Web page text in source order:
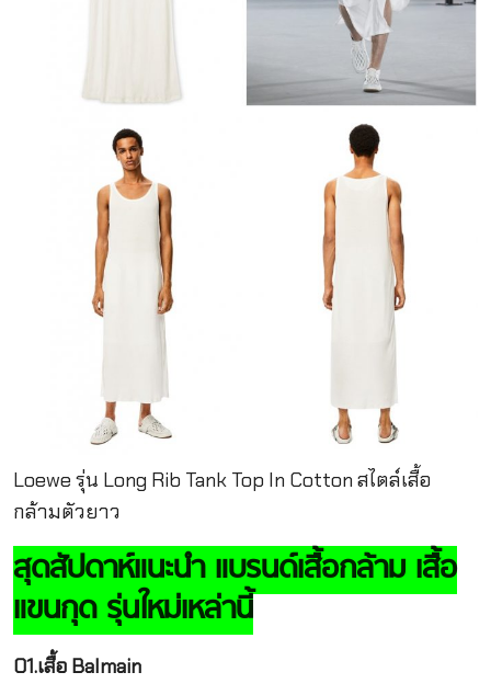
Loewe รุ่น Long Rib Tank Top In Cotton สไตล์เสื้อ
กล้ามตัวยาว
สุดสัปดาห์แนะนำ แบรนด์เสื้อกล้าม เสื้อ
แขนกุด รุ่นใหม่เหล่านี้
01.เสื้อ Balmain